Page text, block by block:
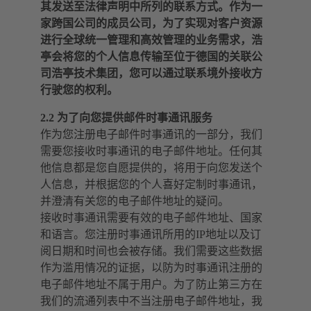
其发送至法律声明中所列的联系方式。作为一
家跨国公司的成员公司，为了实现对客户资源
进行全球统一管理和高效管理的业务需求，浩
亭会将您的个人信息传输至位于德国的关联公
司浩亭技术集团，您可以通过联系境外接收方
行驶您的权利。
2.2 为了向您提供邮件时事通讯服务
作为您注册电子邮件时事通讯的一部分，我们
需要您接收时事通讯的电子邮件地址。任何其
他信息都是您自愿提供的，将用于向您发送个
人信息，并根据您的个人喜好定制时事通讯，
并澄清有关您的电子邮件地址的疑问。
接收时事通讯需要有效的电子邮件地址、国家
和语言。您注册时事通讯所用的IP地址以及订
阅日期和时间也会被存储。我们需要这些数据
作为滥用情况的证据，以防为时事通讯注册的
电子邮件地址不属于用户。为了防止第三方在
我们的流通列表中不当注册电子邮件地址，我